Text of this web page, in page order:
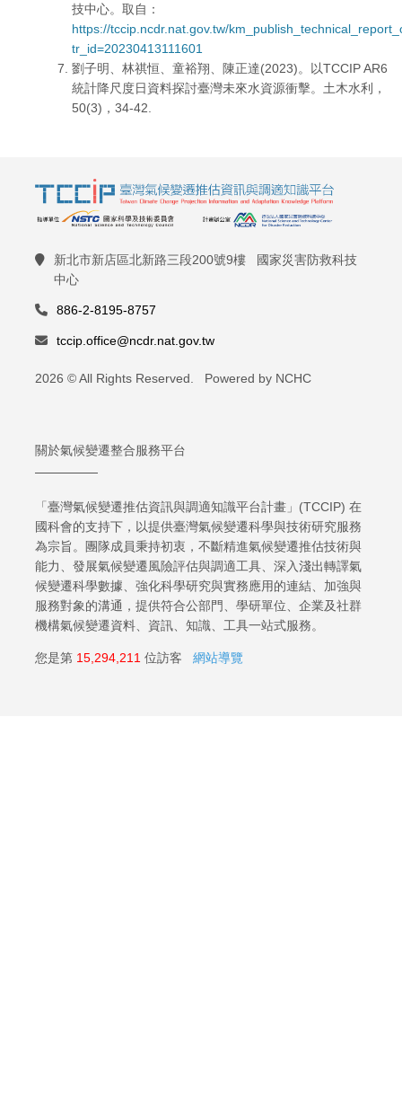
技中心。取自：
https://tccip.ncdr.nat.gov.tw/
tr_id=20230413111601
劉子明、林祺恒、童裕翔、陳正達(2023)。以TCCIP AR6
統計降尺度日資料探討臺灣未來水資源衝擊。土木水利，
50(3)，34-42.
新北市新店區北新路三段200號9樓 國家災害防救科技
中心
886-2-8195-8757
tccip.office@ncdr.nat.gov.tw
2026 © All Rights Reserved. Powered by NCHC
關於氣候變遷整合服務平台
「臺灣氣候變遷推估資訊與調適知識平台計畫」(TCCIP) 在
國科會的支持下，以提供臺灣氣候變遷科學與技術研究服務
為宗旨。團隊成員秉持初衷，不斷精進氣候變遷推估技術與
能力、發展氣候變遷風險評估與調適工具、深入淺出轉譯氣
候變遷科學數據、強化科學研究與實務應用的連結、加強與
服務對象的溝通，提供符合公部門、學研單位、企業及社群
機構氣候變遷資料、資訊、知識、工具一站式服務。
您是第 15,294,211 位訪客 網站導覽